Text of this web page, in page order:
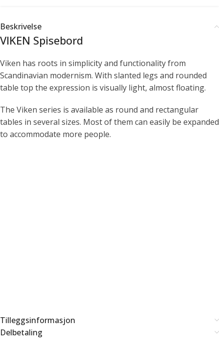
Beskrivelse
VIKEN Spisebord
Viken has roots in simplicity and functionality from
Scandinavian modernism. With slanted legs and rounded
table top the expression is visually light, almost floating.
The Viken series is available as round and rectangular
tables in several sizes. Most of them can easily be expanded
to accommodate more people.
Tilleggsinformasjon
Delbetaling